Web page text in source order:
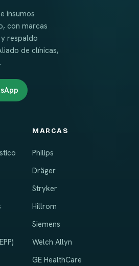
insumos
con marcas
respaldo
de clínicas,
MARCAS
Philips
Dräger
Stryker
Hillrom
Siemens
Welch Allyn
GE HealthCare